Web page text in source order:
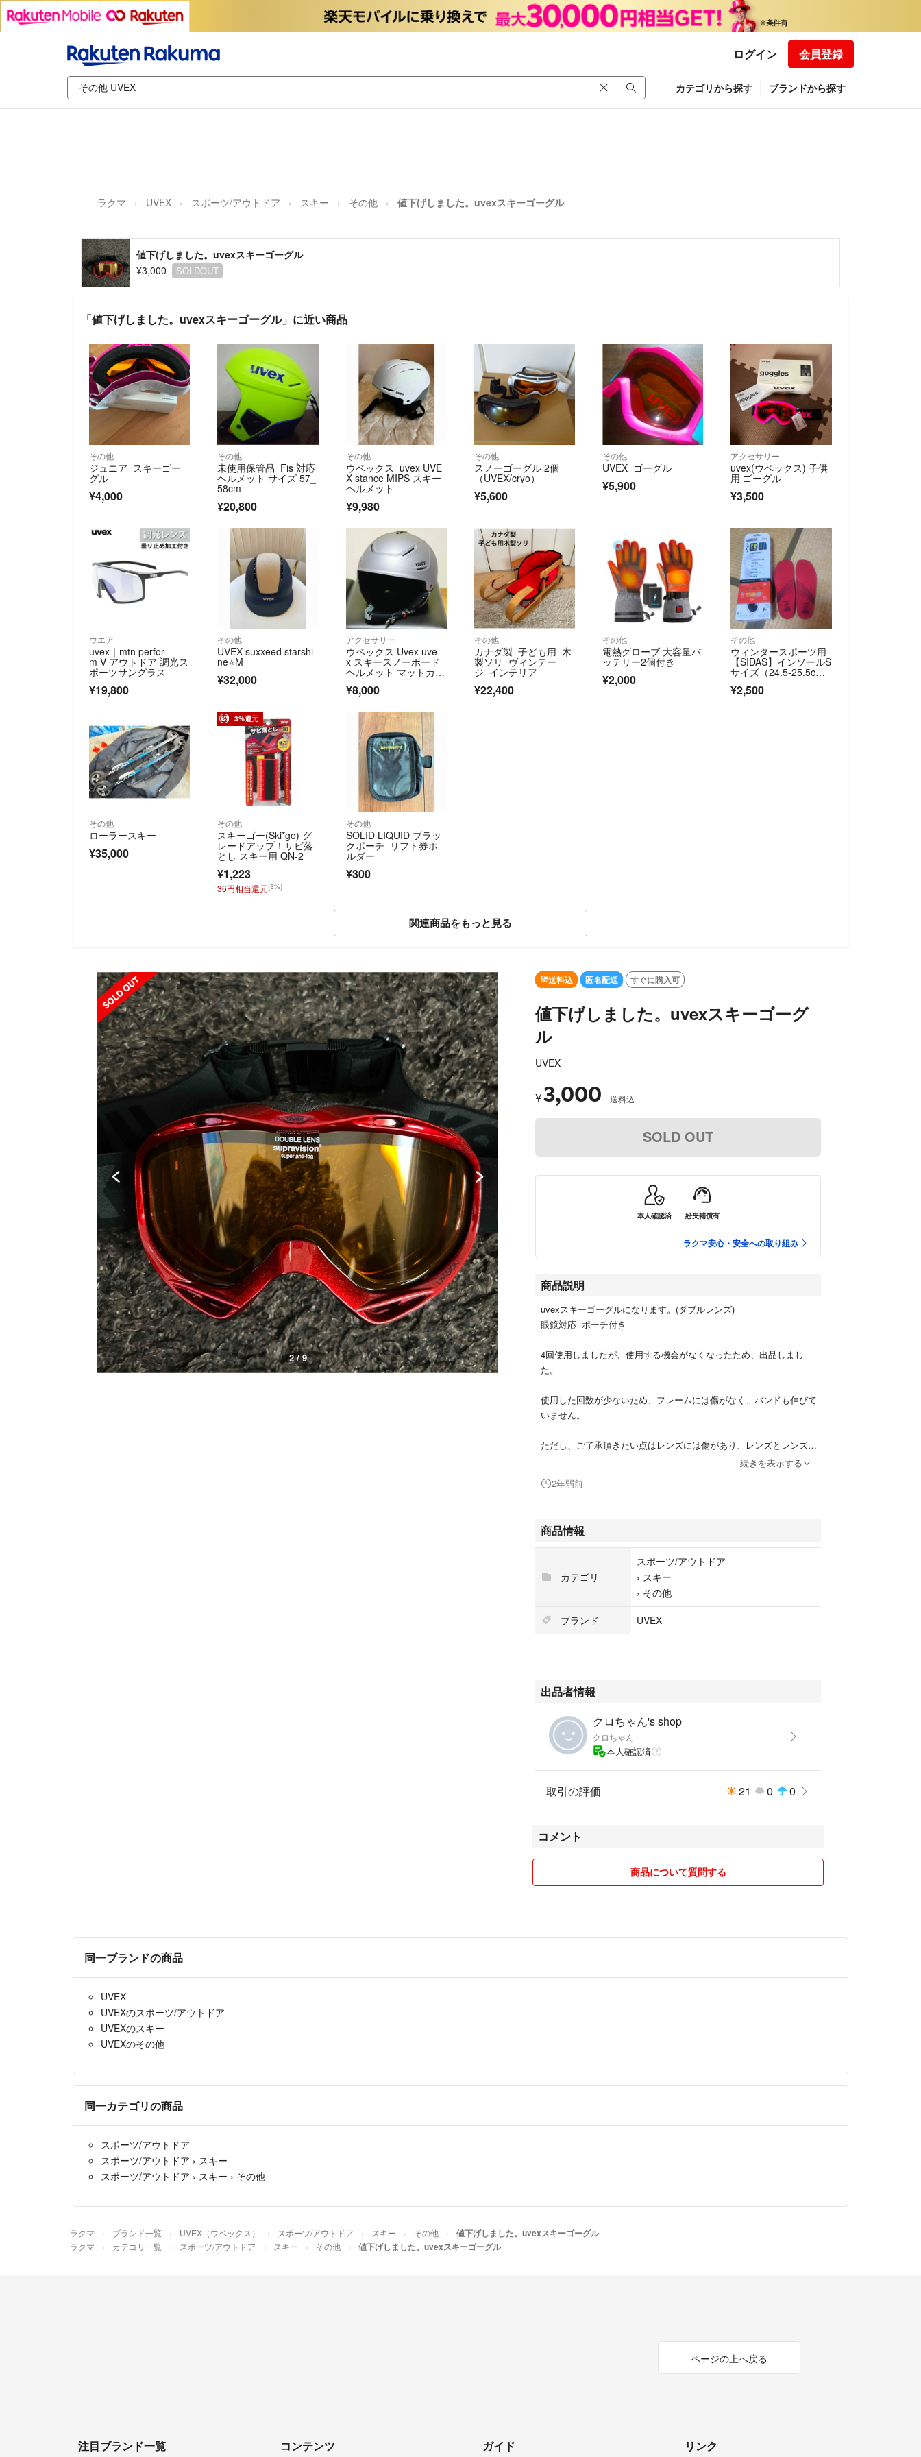
ログイン 会員登録
カテゴリから探す ブランドから探す
ラクマ UVEX スポーツ/アウトドア スキー その他 値下げしました。uvexスキーゴーグル
値下げしました。uvexスキーゴーグル
¥3,000
SOLDOUT
「値下げしました。uvexスキーゴーグル」に近い商品
その他
ジュニア スキーゴー
グル
¥4,000
その他
未使用保管品 Fis 対応
ヘルメット サイズ 57_
58cm
¥20,800
その他
ウベックス uvex UVE
X stance MIPS スキー
ヘルメット
¥9,980
その他
スノーゴーグル 2個
（UVEX/cryo）
¥5,600
その他
UVEX ゴーグル
¥5,900
アクセサリー
uvex(ウベックス) 子供
用 ゴーグル
¥3,500
ウエア
uvex｜mtn perfor
m V アウトドア 調光ス
ポーツサングラス
¥19,800
その他
UVEX suxxeed starshi
ne⭐️M
¥32,000
アクセサリー
ウベックス Uvex uve
x スキースノーボード
ヘルメット マットカラ
¥8,000
その他
カナダ製 子ども用 木
製ソリ ヴィンテー
ジ インテリア
¥22,400
その他
電熱グローブ 大容量バ
ッテリー2個付き
¥2,000
その他
ウィンタースポーツ用
【SIDAS】インソールS
サイズ（24.5-25.5c
¥2,500
その他
ローラースキー
¥35,000
3%還元
その他
スキーゴー(Ski*go) グ
レードアップ！サビ落
とし スキー用 QN-2
¥1,223
36円相当還元(3%)
その他
SOLID LIQUID ブラッ
クポーチ リフト券ホ
ルダー
¥300
関連商品をもっと見る
SOLD OUT SOLD OUT
3 / 9
送料込 匿名配送 すぐに購入可
値下げしました。uvexスキーゴーグ
ル
UVEX
¥3,000 送料込
SOLD OUT
本人確認済 紛失補償有
ラクマ安心・安全への取り組み
商品説明
uvexスキーゴーグルになります。(ダブルレンズ)
眼鏡対応 ポーチ付き
4回使用しましたが、使用する機会がなくなったため、出品しまし
た。
使用した回数が少ないため、フレームには傷がなく、バンドも伸びて
いません。
ただし、ご了承頂きたい点はレンズには傷があり、レンズとレンズの
間にほこりが入っています。いずれも、ゴーグルを装着した際、視界
ご理解頂ける方にご購入頂ければと思います。宜しくお願いします。
続きを表示する
2年弱前
商品情報
カテゴリ
スポーツ/アウトドア
› スキー
› その他
ブランド
UVEX
出品者情報
クロちゃん's shop
クロちゃん
本人確認済
取引の評価 21 0 0
コメント
商品について質問する
同一ブランドの商品
UVEX
UVEXのスポーツ/アウトドア
UVEXのスキー
UVEXのその他
同一カテゴリの商品
スポーツ/アウトドア
スポーツ/アウトドア › スキー
スポーツ/アウトドア › スキー › その他
ラクマ ブランド一覧 UVEX（ウベックス） スポーツ/アウトドア スキー その他 値下げしました。uvexスキーゴーグル
ラクマ カテゴリ一覧 スポーツ/アウトドア スキー その他 値下げしました。uvexスキーゴーグル
ページの上へ戻る
注目ブランド一覧 コンテンツ ガイド リンク